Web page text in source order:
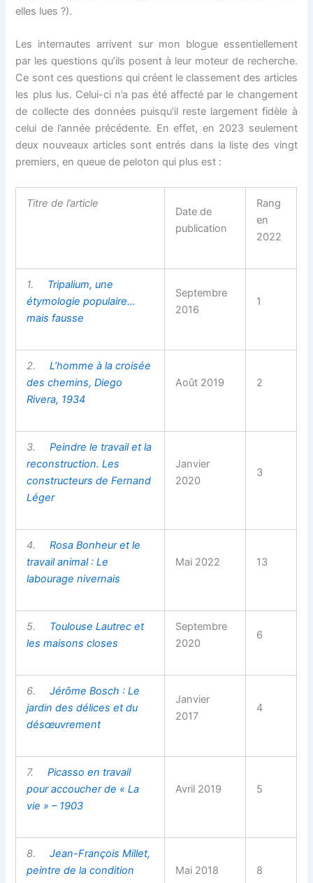
elles lues ?).
Les internautes arrivent sur mon blogue essentiellement
par les questions qu’ils posent à leur moteur de recherche.
Ce sont ces questions qui créent le classement des articles
les plus lus. Celui-ci n’a pas été affecté par le changement
de collecte des données puisqu’il reste largement fidèle à
celui de l’année précédente. En effet, en 2023 seulement
deux nouveaux articles sont entrés dans la liste des vingt
premiers, en queue de peloton qui plus est :
Titre de l’article
Date de
publication
Rang
en
2022
1. Tripalium, une
étymologie populaire…
mais fausse
Septembre
2016
1
2.L’homme à la croisée
des chemins, Diego
Rivera, 1934
Août 2019 2
3.Peindre le travail et la
reconstruction. Les
constructeurs de Fernand
Léger
Janvier
2020
3
4.Rosa Bonheur et le
travail animal : Le
labourage nivernais
Mai 2022 13
5. Toulouse Lautrec et
les maisons closes
Septembre
2020
6
6.Jérôme Bosch : Le
jardin des délices et du
désœuvrement
Janvier
2017
4
7.Picasso en travail
pour accoucher de « La
vie » – 1903
Avril 2019 5
8.Jean-François Millet,
peintre de la condition
Mai 2018 8